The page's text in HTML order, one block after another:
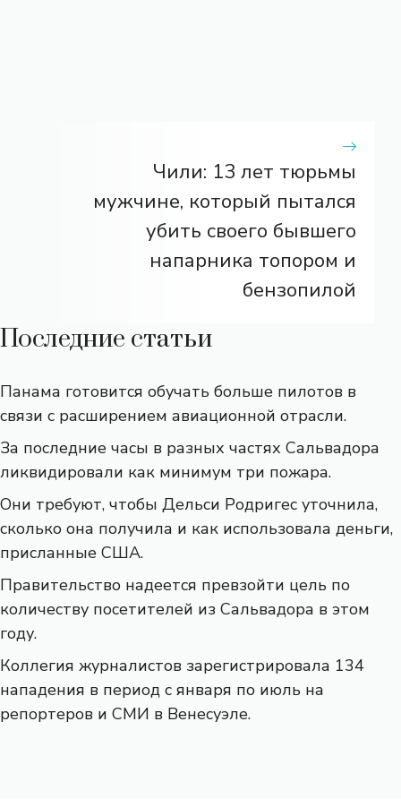
Чили: 13 лет тюрьмы
мужчине, который пытался
убить своего бывшего
напарника топором и
бензопилой
Последние статьи
Панама готовится обучать больше пилотов в
связи с расширением авиационной отрасли.
За последние часы в разных частях Сальвадора
ликвидировали как минимум три пожара.
Они требуют, чтобы Дельси Родригес уточнила,
сколько она получила и как использовала деньги,
присланные США.
Правительство надеется превзойти цель по
количеству посетителей из Сальвадора в этом
году.
Коллегия журналистов зарегистрировала 134
нападения в период с января по июль на
репортеров и СМИ в Венесуэле.